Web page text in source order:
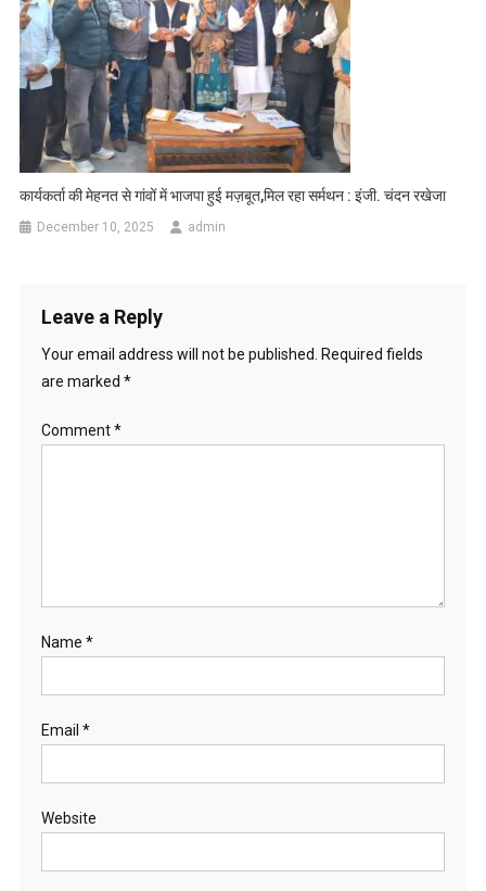
कार्यकर्ता की मेहनत से गांवों में भाजपा हुई मज़बूत,मिल रहा सर्मथन : इंजी. चंदन रखेजा
December 10, 2025 admin
Leave a Reply
Your email address will not be published. Required fields
are marked *
Comment*
Name *
Email *
Website